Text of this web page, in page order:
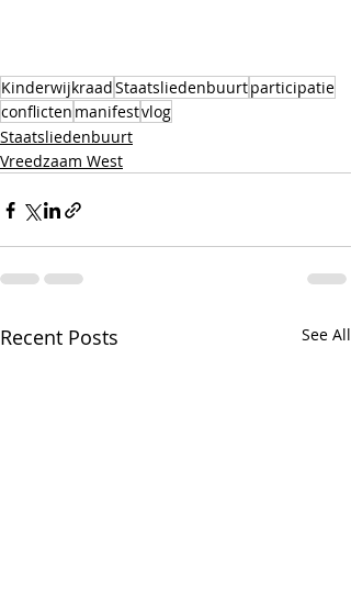
KinderwijkraadStaatsliedenbuurtparticipatie
conflicten manifestvlog
Staatsliedenbuurt
Vreedzaam West
Recent Posts See All